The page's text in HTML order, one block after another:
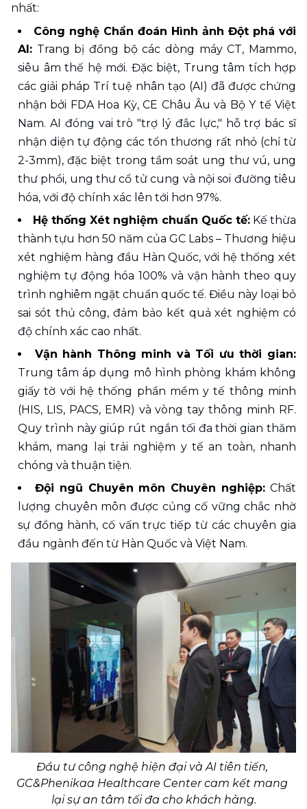
nhất:
Công nghệ Chẩn đoán Hình ảnh Đột phá với
AI: Trang bị đồng bộ các dòng máy CT, Mammo,
siêu âm thế hệ mới. Đặc biệt, Trung tâm tích hợp
các giải pháp Trí tuệ nhân tạo (AI) đã được chứng
nhận bởi FDA Hoa Kỳ, CE Châu Âu và Bộ Y tế Việt
Nam. AI đóng vai trò "trợ lý đắc lực," hỗ trợ bác sĩ
nhận diện tự động các tổn thương rất nhỏ (chỉ từ
2-3mm), đặc biệt trong tầm soát ung thư vú, ung
thư phổi, ung thư cổ tử cung và nội soi đường tiêu
hóa, với độ chính xác lên tới hơn 97%.
Hệ thống Xét nghiệm chuẩn Quốc tế: Kế thừa
thành tựu hơn 50 năm của GC Labs – Thương hiệu
xét nghiệm hàng đầu Hàn Quốc, với hệ thống xét
nghiệm tự động hóa 100% và vận hành theo quy
trình nghiêm ngặt chuẩn quốc tế. Điều này loại bỏ
sai sót thủ công, đảm bảo kết quả xét nghiệm có
độ chính xác cao nhất.
Vận hành Thông minh và Tối ưu thời gian:
Trung tâm áp dụng mô hình phòng khám không
giấy tờ với hệ thống phần mềm y tế thông minh
(HIS, LIS, PACS, EMR) và vòng tay thông minh RF.
Quy trình này giúp rút ngắn tối đa thời gian thăm
khám, mang lại trải nghiệm y tế an toàn, nhanh
chóng và thuận tiện.
Đội ngũ Chuyên môn Chuyên nghiệp: Chất
lượng chuyên môn được củng cố vững chắc nhờ
sự đồng hành, cố vấn trực tiếp từ các chuyên gia
đầu ngành đến từ Hàn Quốc và Việt Nam.
Đầu tư công nghệ hiện đại và AI tiên tiến,
GC&Phenikaa Healthcare Center cam kết mang
lại sự an tâm tối đa cho khách hàng.